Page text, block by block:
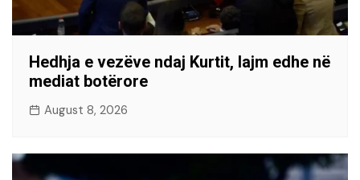
Hedhja e vezëve ndaj Kurtit, lajm edhe në
mediat botërore
August 8, 2026